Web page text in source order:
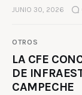
JUNIO 30, 2026
OTROS
LA CFE
DE
CAMPECHE